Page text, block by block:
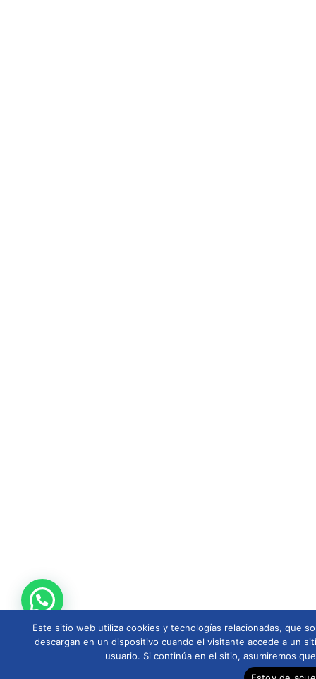
Este sitio web utiliza cookies y tecnologías relacionadas, que
descargan en un dispositivo cuando el visitante accede a un
usuario. Si continúa en el sitio, asumiremos